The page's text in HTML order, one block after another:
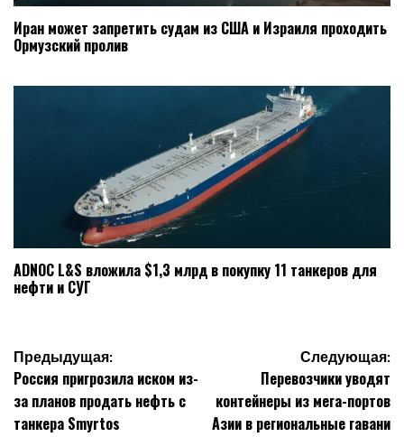
Иран может запретить судам из США и Израиля проходить
Ормузский пролив
ADNOC L&S вложила $1,3 млрд в покупку 11 танкеров для
нефти и СУГ
Навигация
по
записям
Предыдущая:
Россия пригрозила иском из-
за планов продать нефть с
танкера Smyrtos
Следующая:
Перевозчики уводят
контейнеры из мега-портов
Азии в региональные гавани